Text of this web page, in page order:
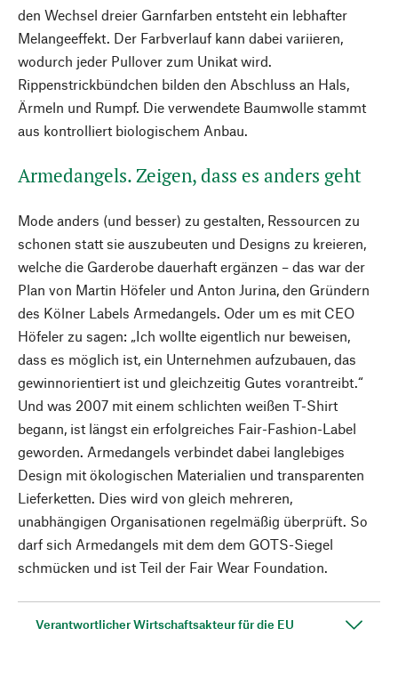
den Wechsel dreier Garnfarben entsteht ein lebhafter
Melangeeffekt. Der Farbverlauf kann dabei variieren,
wodurch jeder Pullover zum Unikat wird.
Rippenstrickbündchen bilden den Abschluss an Hals,
Ärmeln und Rumpf. Die verwendete Baumwolle stammt
aus kontrolliert biologischem Anbau.
Armedangels. Zeigen, dass es anders geht
Mode anders (und besser) zu gestalten, Ressourcen zu
schonen statt sie auszubeuten und Designs zu kreieren,
welche die Garderobe dauerhaft ergänzen – das war der
Plan von Martin Höfeler und Anton Jurina, den Gründern
des Kölner Labels Armedangels. Oder um es mit CEO
Höfeler zu sagen: „Ich wollte eigentlich nur beweisen,
dass es möglich ist, ein Unternehmen aufzubauen, das
gewinnorientiert ist und gleichzeitig Gutes vorantreibt.“
Und was 2007 mit einem schlichten weißen T-Shirt
begann, ist längst ein erfolgreiches Fair-Fashion-Label
geworden. Armedangels verbindet dabei langlebiges
Design mit ökologischen Materialien und transparenten
Lieferketten. Dies wird von gleich mehreren,
unabhängigen Organisationen regelmäßig überprüft. So
darf sich Armedangels mit dem dem GOTS-Siegel
schmücken und ist Teil der Fair Wear Foundation.
Verantwortlicher Wirtschaftsakteur für die EU